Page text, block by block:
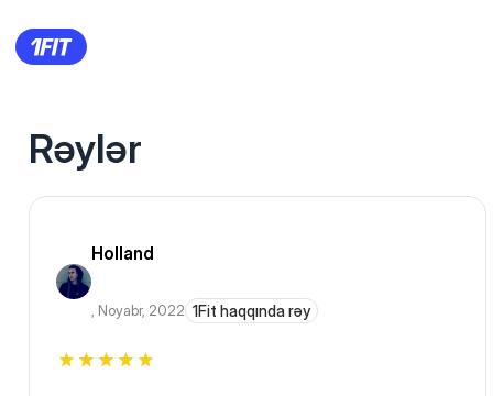
Rəylər
Holland
, Noyabr, 2022 1Fit haqqında rəy